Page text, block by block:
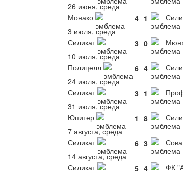
26 июня, среда
Монако
4 1
3 июля, среда
Силикат
3 0
10 июля, среда
Полицелл
6 4
24 июля, среда
Силикат
3 1
31 июля, среда
Юпитер
1 8
7 августа, среда
Силикат
6 3 Сова
14 августа, среда
Силикат
5 4 ФК